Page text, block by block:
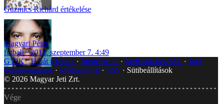
Guzmics Richárd értékelése
Magyari Péter
futball
2013. szeptember 7. 4:49
GYIK Hibát jelentek Impresszum Javítások kezelése
Jogi
dokumentumok
Médiaajánlat RSS
Sütibeállítások
© 2026 Magyar Jeti Zrt.
Vége